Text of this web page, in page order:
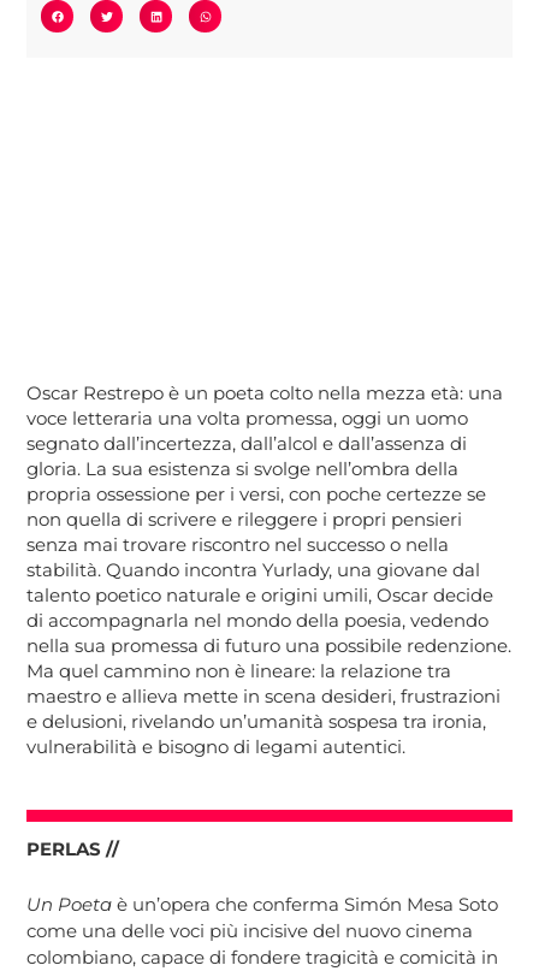
Oscar Restrepo è un poeta colto nella mezza età: una
voce letteraria una volta promessa, oggi un uomo
segnato dall’incertezza, dall’alcol e dall’assenza di
gloria. La sua esistenza si svolge nell’ombra della
propria ossessione per i versi, con poche certezze se
non quella di scrivere e rileggere i propri pensieri
senza mai trovare riscontro nel successo o nella
stabilità. Quando incontra Yurlady, una giovane dal
talento poetico naturale e origini umili, Oscar decide
di accompagnarla nel mondo della poesia, vedendo
nella sua promessa di futuro una possibile redenzione.
Ma quel cammino non è lineare: la relazione tra
maestro e allieva mette in scena desideri, frustrazioni
e delusioni, rivelando un’umanità sospesa tra ironia,
vulnerabilità e bisogno di legami autentici.
PERLAS //
Un Poeta è un’opera che conferma Simón Mesa Soto
come una delle voci più incisive del nuovo cinema
colombiano, capace di fondere tragicità e comicità in